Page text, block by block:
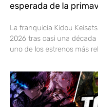
esperada de la
La franquicia Kidou
2026 tras casi una
uno de los estrenos más